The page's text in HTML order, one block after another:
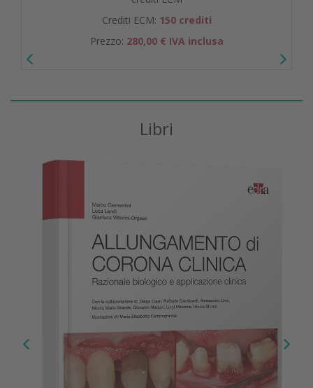
Crediti ECM: 150 crediti
Prezzo: 280,00 € IVA inclusa
Libri